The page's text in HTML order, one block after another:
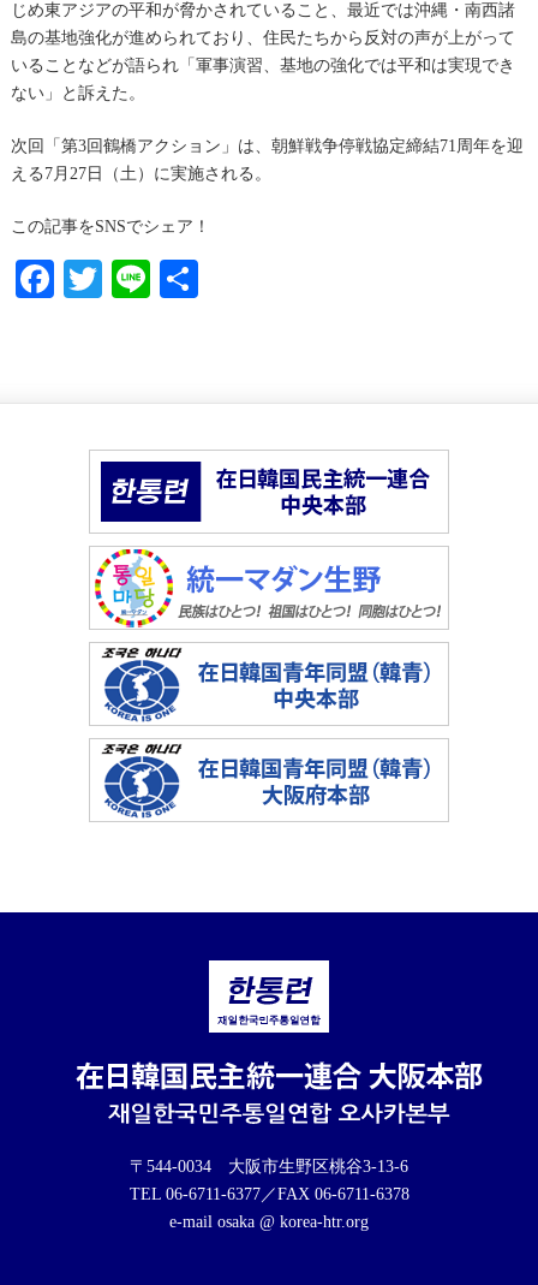
じめ東アジアの平和が脅かされていること、最近では沖縄・南西諸
島の基地強化が進められており、住民たちから反対の声が上がって
いることなどが語られ「軍事演習、基地の強化では平和は実現でき
ない」と訴えた。
次回「第3回鶴橋アクション」は、朝鮮戦争停戦協定締結71周年を迎
える7月27日（土）に実施される。
この記事をSNSでシェア！
Facebook
Twitter
Line
〒544-0034 大阪市生野区桃谷3-13-6
TEL 06-6711-6377／FAX 06-6711-6378
e-mail osaka @ korea-htr.org